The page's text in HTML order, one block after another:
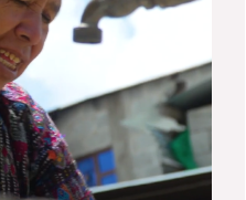
Esta
temática facilita el
programas, algo
parte de su
institucional,
de forma